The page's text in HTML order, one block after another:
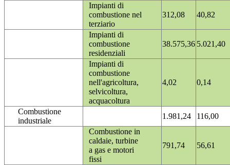
Impianti di
combustione nel
terziario
312,08 40,82
Impianti di
combustione
residenziali
38.575,36 5.021,40
Impianti di
combustione
nell'agricoltura,
selvicoltura,
acquacoltura
4,02 0,14
Combustione
industriale
1.981,24
116,00
Combustione in
caldaie, turbine
a gas e motori
fissi
791,74 56,61